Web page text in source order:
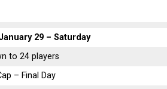
29 – Saturday
to 24 players
– Final Day